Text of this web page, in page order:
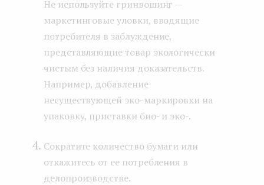
Не используйте гринвошинг —
маркетинговые уловки, вводящие
потребителя в заблуждение,
представляющие товар экологически
чистым без наличия доказательств.
Например, добавление
несуществующей эко-маркировки на
упаковку, приставки био- и эко-.
Сократите количество бумаги или
откажитесь от ее потребления в
делопроизводстве.